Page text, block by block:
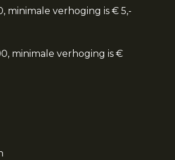
minimale verhoging is € 5,-
minimale verhoging is €